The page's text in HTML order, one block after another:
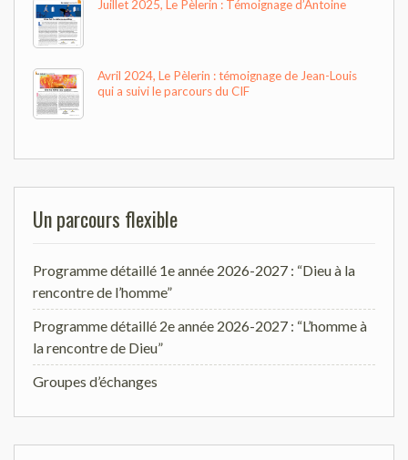
Juillet 2025, Le Pèlerin : Témoignage d’Antoine
Avril 2024, Le Pèlerin : témoignage de Jean-Louis
qui a suivi le parcours du CIF
Un parcours flexible
Programme détaillé 1e année 2026-2027 : “Dieu à la
rencontre de l’homme”
Programme détaillé 2e année 2026-2027 : “L’homme à
la rencontre de Dieu”
Groupes d’échanges